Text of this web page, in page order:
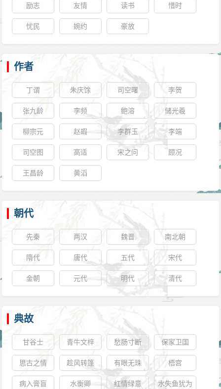
励志 友情 读书 惜时
忧民 婉约 豪放
作者
丁谓 朱庆馀 司空曙 李贺
张九龄 李频 鲍溶 储光羲
柳宗元 赵嘏 李群玉 李端
司空图 高适 宋之问 顾况
王昌龄 黄滔
朝代
先秦 两汉 魏晋 南北朝
隋代 唐代 五代 宋代
金朝 元代 明代 清代
典故
甘谷士 青牛文梓 愁肠寸断 保家卫国
思古之情 趁风转篷 有眼无珠 梧宫
病入膏盲 水衡卿 红情绿意 水失鱼犹为